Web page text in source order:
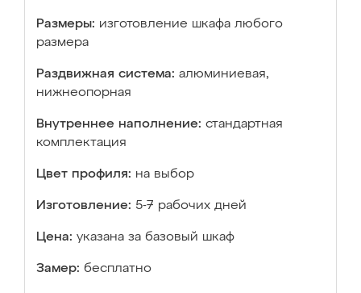
Размеры: изготовление шкафа любого
размера
Раздвижная система: алюминиевая,
нижнеопорная
Внутреннее наполнение: стандартная
комплектация
Цвет профиля: на выбор
Изготовление: 5-7 рабочих дней
Цена: указана за базовый шкаф
Замер: бесплатно